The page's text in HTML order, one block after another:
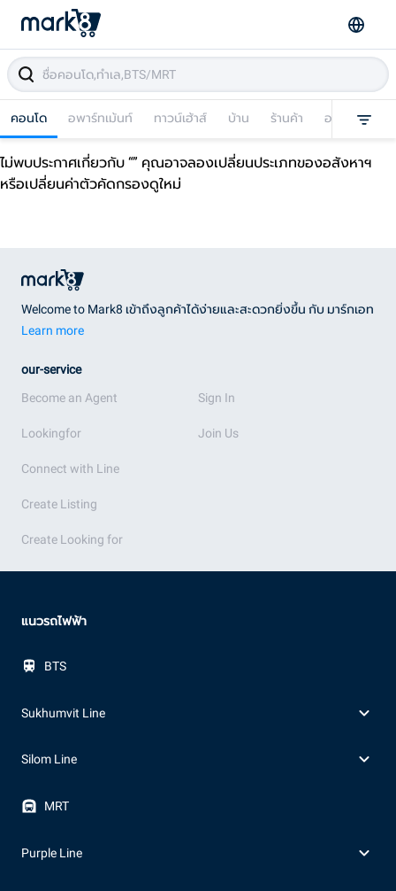
คอนโด อพาร์ทเม้นท์ ทาวน์เฮ้าส์ บ้าน ร้านค้า อาคารพาณิช
ไม่พบประกาศเกี่ยวกับ “” คุณอาจลองเปลี่ยนประเภทของอสังหาฯ
หรือเปลี่ยนค่าตัวคัดกรองดูใหม่
Welcome to Mark8 เข้าถึงลูกค้าได้ง่ายและสะดวกยิ่งขึ้น กับ มาร์กเอท
Learn more
our-service
Become an Agent
Lookingfor
Connect with Line
Create Listing
Create Looking for
Sign In
Join Us
แนวรถไฟฟ้า
BTS
Sukhumvit Line
Silom Line
MRT
Purple Line